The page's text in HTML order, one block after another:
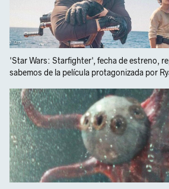
'Star Wars: Starfighter', fecha de estreno,
sabemos de la película protagonizada por